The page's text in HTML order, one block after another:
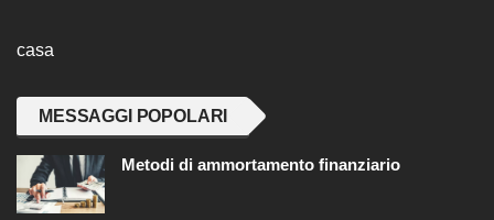
casa
MESSAGGI POPOLARI
Metodi di ammortamento finanziario